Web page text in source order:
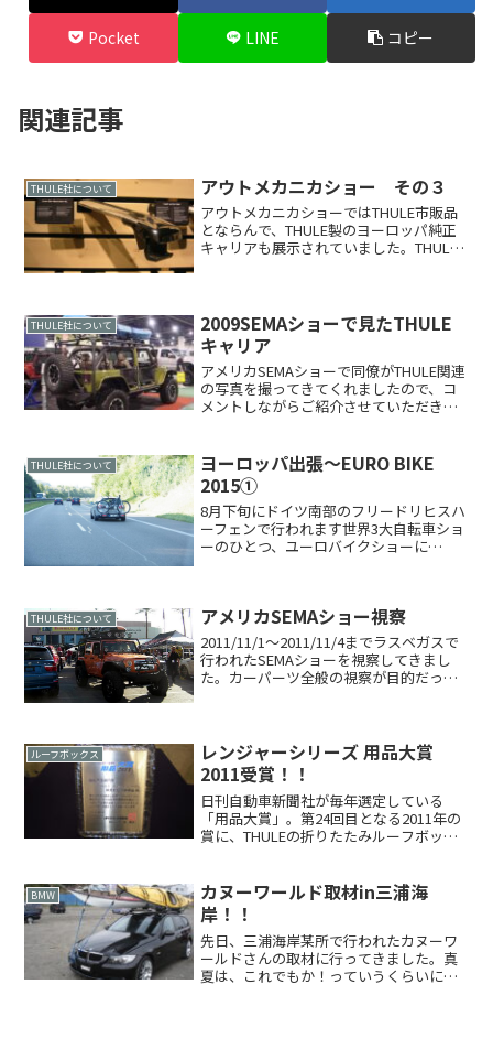
Pocket LINE コピー
関連記事
THULE社について アウトメカニカショー その３
アウトメカニカショーではTHULE市販品
とならんで、THULE製のヨーロッパ純正
キャリアも展示されていました。THULE
THULE社について
2009SEMAショーで見たTHULE
キャリア
アメリカSEMAショーで同僚がTHULE関連
の写真を撮ってきてくれましたので、コ
メントしながらご紹介させていただきま
ツールメーカー「DEWALT」
（Black&De...
THULE社について
ヨーロッパ出張～EURO BIKE
2015①
8月下旬にドイツ南部のフリードリヒスハ
ーフェンで行われます世界3大自転車ショ
ーのひとつ、ユーロバイクショーに
羽田からミュンヘンに...
THULE社について アメリカSEMAショー視察
2011/11/1～2011/11/4までラスベガスで
行われたSEMAショーを視察してきまし
た。カーパーツ全般の視察が目的だった
をボ...
ルーフボックス
レンジャーシリーズ 用品大賞
2011受賞！！
日刊自動車新聞社が毎年選定している
「用品大賞」。第24回目となる2011年の
賞に、THULEの折りたたみルーフボック
ボックスを使う上で悩みの種でもある、
置き場所に困ると...
BMW
カヌーワールド取材in三浦海
岸！！
先日、三浦海岸某所で行われたカヌーワ
ールドさんの取材に行ってきました。真
夏は、これでもか！っていうくらいに賑